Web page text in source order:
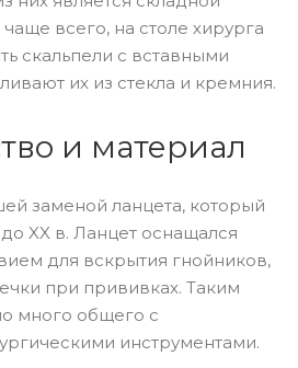
всего, на столе хирурга
скальпели с вставными
их из стекла и кремния.
и материал
заменой ланцета, который
XX в. Ланцет оснащался
для вскрытия гнойников,
при прививках. Таким
много общего с
инструментами.